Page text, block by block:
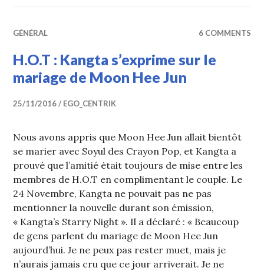
GÉNÉRAL 6 COMMENTS
H.O.T : Kangta s’exprime sur le
mariage de Moon Hee Jun
25/11/2016 EGO_CENTRIK
Nous avons appris que Moon Hee Jun allait bientôt
se marier avec Soyul des Crayon Pop, et Kangta a
prouvé que l’amitié était toujours de mise entre les
membres de H.O.T en complimentant le couple. Le
24 Novembre, Kangta ne pouvait pas ne pas
mentionner la nouvelle durant son émission,
« Kangta’s Starry Night ». Il a déclaré : « Beaucoup
de gens parlent du mariage de Moon Hee Jun
aujourd’hui. Je ne peux pas rester muet, mais je
n’aurais jamais cru que ce jour arriverait. Je ne